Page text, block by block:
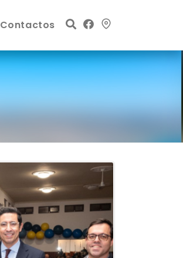
Contactos